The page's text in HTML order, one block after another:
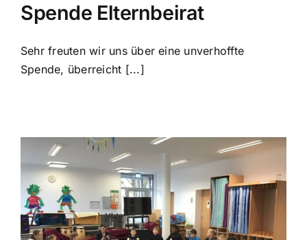
Spende Elternbeirat
Sehr freuten wir uns über eine unverhoffte
Spende, überreicht [...]